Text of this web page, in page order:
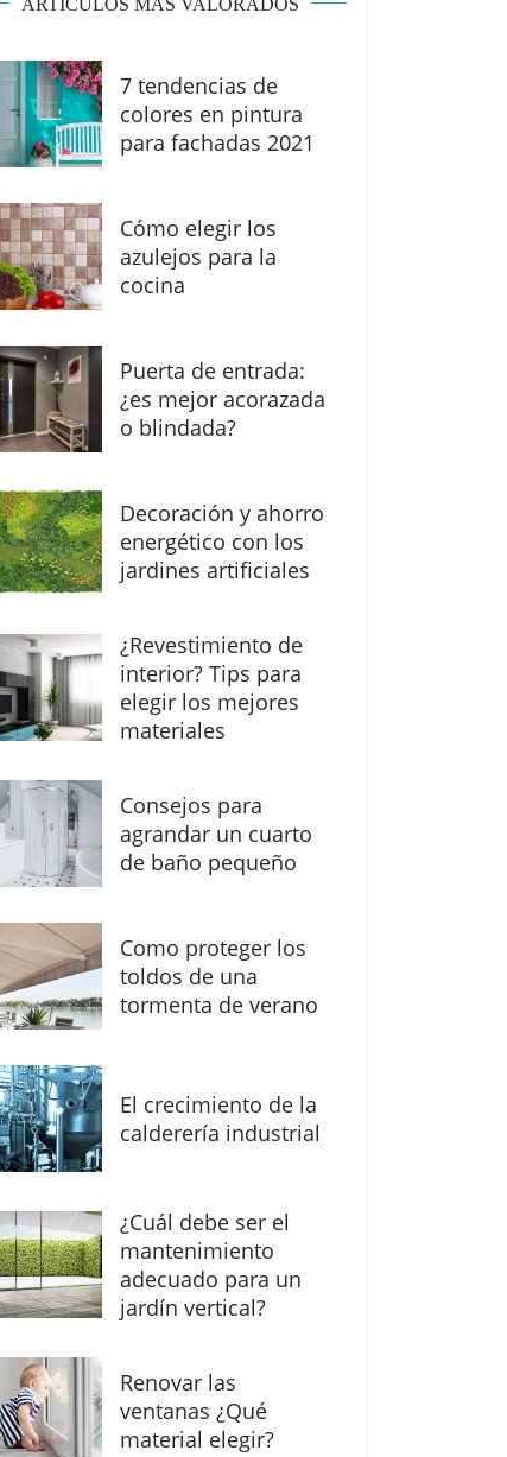
ARTÍCULOS MÁS VALORADOS
7 tendencias de
colores en pintura
para fachadas 2021
Cómo elegir los
azulejos para la
cocina
Puerta de entrada:
¿es mejor acorazada
o blindada?
Decoración y ahorro
energético con los
jardines artificiales
¿Revestimiento de
interior? Tips para
elegir los mejores
materiales
Consejos para
agrandar un cuarto
de baño pequeño
Como proteger los
toldos de una
tormenta de verano
El crecimiento de la
calderería industrial
¿Cuál debe ser el
mantenimiento
adecuado para un
jardín vertical?
Renovar las
ventanas ¿Qué
material elegir?